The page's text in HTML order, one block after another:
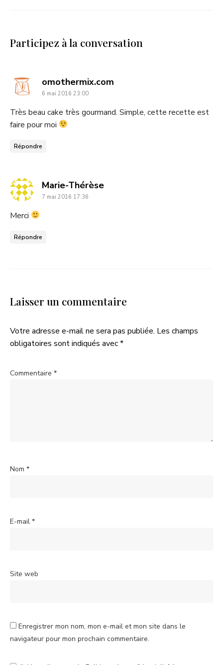
Participez à la conversation
omothermix.com
6 mai 2016 23:00
Très beau cake très gourmand. Simple, cette recette est
faire pour moi
Répondre
Marie-Thérèsedit
7 mai 2016 17:36
Merci
Répondre
Laisser un commentaire
Votre adresse e-mail ne sera pas publiée. Les champs
obligatoires sont indiqués avec*
Commentaire *
Nom *
E-mail *
Site web
Enregistrer mon nom, mon e-mail et mon site dans le
navigateur pour mon prochain commentaire.